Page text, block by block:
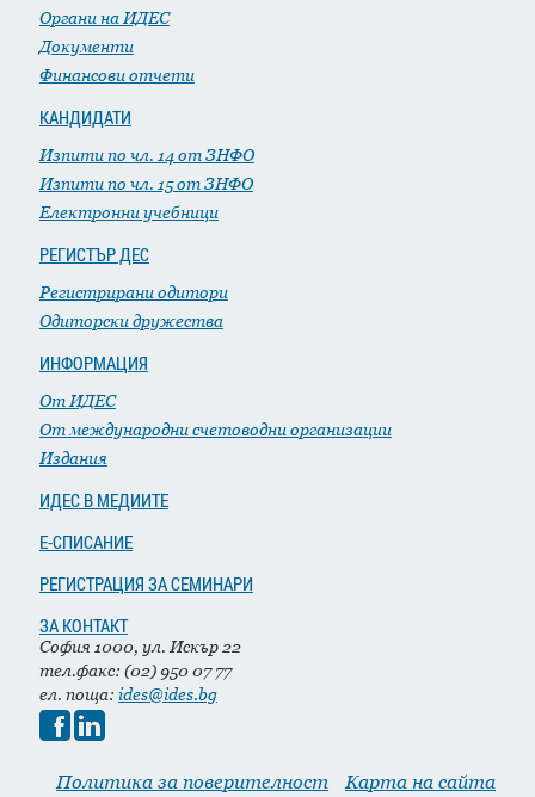
Органи на ИДЕС
Документи
Финансови отчети
КАНДИДАТИ
Изпити по чл. 14 от ЗНФО
Изпити по чл. 15 от ЗНФО
Електронни учебници
РЕГИСТЪР ДЕС
Регистрирани одитори
Одиторски дружества
ИНФОРМАЦИЯ
От ИДЕС
От международни счетоводни организации
Издания
ИДЕС В МЕДИИТЕ
Е-СПИСАНИЕ
РЕГИСТРАЦИЯ ЗА СЕМИНАРИ
ЗА КОНТАКТ
София 1000, ул. Искър 22
тел.факс: (02) 950 07 77
ел. поща: ides@ides.bg
Политика за поверителност Карта на сайта